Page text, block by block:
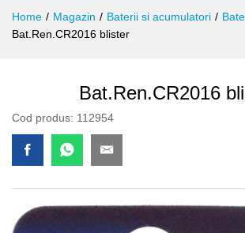
Home / Magazin / Baterii si acumulatori /
Bat.Ren.CR2016 blister
Bat.Ren.CR2016
Cod produs: 112954